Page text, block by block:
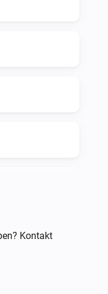
Kontakt